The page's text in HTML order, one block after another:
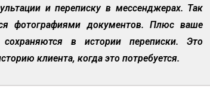
и переписку в мессенджерах. Так
фотографиями документов. Плюс ваше
в истории переписки. Это
клиента, когда это потребуется.